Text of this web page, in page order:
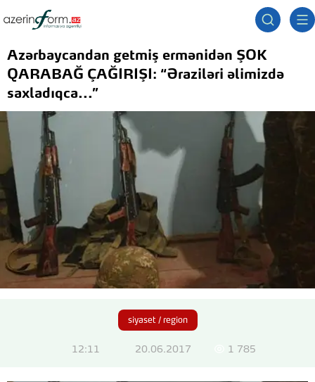
Azərbaycandan getmiş ermənidən ŞOK
QARABAĞ ÇAĞIRIŞI: “Əraziləri əlimizdə
saxladıqca...”
siyaset / region
12:11 20.06.2017 1 785